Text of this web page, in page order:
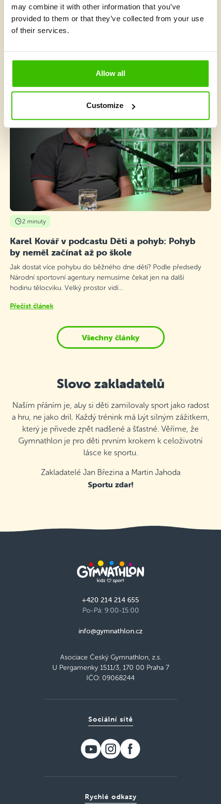
may combine it with other information that you’ve
provided to them or that they’ve collected from your use
of their services.
Allow all
Customize
Vybrat kurz
Co je v Gymnathlonu nového
2 minuty
Karel Kovář v podcastu Děti a pohyb: Pohyb
by neměl začínat až po škole
Jak dostat více pohybu do běžného dne dětí? Podle předsedy
Národní sportovní agentury nemusíme čekat jen na další
hodinu tělocviku. Velký prostor vidí…
Přečíst článek
Všechny články
Slovo zakladatelů
Naším přáním je, aby si děti zamilovaly sport jako radost
a hru, ne jako dril. Každý trénink má být silným zážitkem,
který je přivede zpět nadšené a šťastné. Věříme, že
Gymnathlon je pro děti prvním krokem k celoživotní
lásce ke sportu.
Zakladatelé Jan Březina a Martin Jahoda
Sportu zdar!
+420 214 214 655
Po-Pá: 9:00-15:00
info@gymnathlon.cz
Asociace Český Gymnathlon, z.s.
U Pergamenky 1511/3, 170 00 Praha 7
IČO: 09068244
Rychlé odkazy
Sociální sítě